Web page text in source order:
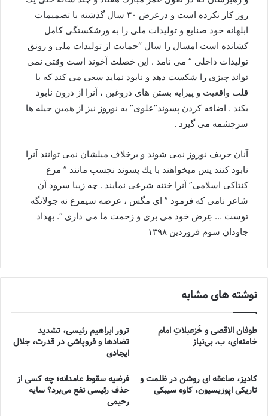
روز كار نكرده است و درعرض ٣٠ سال گذشته با تصميمات
ابلهانه خود صنايع و توليدات ملى را به ورشكستگى كامل
كشانده است امسال را سال “حمايت از توليدات ملى و رونق
توليدات داخلى ” مى نامد . اين خصلت آخوند است وقتى نمى
تواند چيزى را شكست دهد و نابود نمايد سعى مى كند كه با
قلب واقعيت و پيرايه بستن هاى دروغين ، آنرا از درون نابود
بكند . اضافه كردن پسوند”علوى” به نوروز نيز از همين حيله ها
سرچشمه مى گيرد .
آنان حريف نوروز نمى شوند و برخلاف ميلشان نمى توانند آنرا
نابود كنند پس ميخواهند با يك پسوند نچسب مانند ” مرغ
كنتاكى اسلامى” آنرا ختنه شرعى نمايند . چه زيبا سرود آن
شاعر نامى كه فرمود ” اي مگس ، عرصه سيمرغ نه جولانگه
توست … عِرض خود مى برى و زحمت ما مى دارى “. بهداد
جاودان سوم فروردين ١٣٩٨
نوشته های مشابه
طوفان الاقصی و خُزعبلاتِ امام
خامنه‌ای، ب. بی‌نیاز
ترور ابراهیم رئیسی، تشدید
تضادها و فروپاشی در قدرت، جلال
ایجادی
کادیز، صاعقه ای روشن در ظلمت و
تاریکی اپوزیسیون، کاوه سیبکی
فرضیه سقوط عامدانه؛ چه کسی از
حذف رئیسی نفع می‌برد؟ سایه
رحیمی